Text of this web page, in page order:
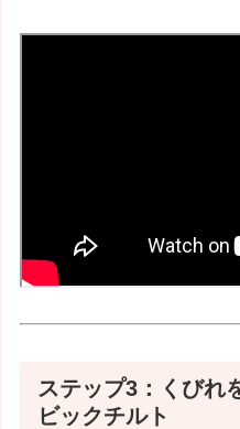
ステップ3：くびれ
ビックチルト